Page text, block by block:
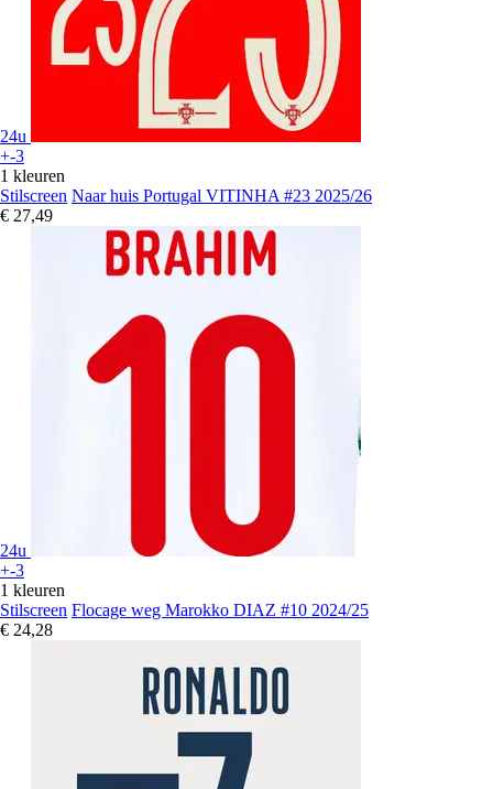
24u
+-3
1 kleuren
Stilscreen Naar huis Portugal VITINHA #23 2025/26
€ 27,49
24u
+-3
1 kleuren
Stilscreen Flocage weg Marokko DIAZ #10 2024/25
€ 24,28